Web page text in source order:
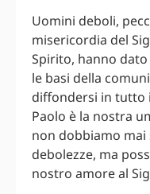
Uomini deboli,
misericordia del
Spirito, hanno
le basi della
diffondersi in tutto
Paolo è la nostra
non dobbiamo
debolezze, ma
nostro amore al